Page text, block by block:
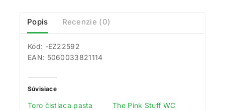
Popis Recenzie (0)
Kód: -EZ22592
EAN: 5060033821114
Súvisiace
Toro čistiaca pasta
The Pink Stuff WC